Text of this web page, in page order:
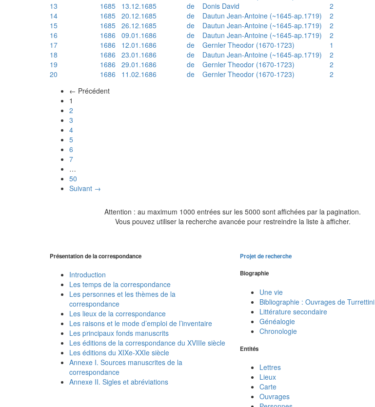
13
1685 13.12.1685 de Donis David
2
14
1685 20.12.1685 de Dautun Jean-Antoine (~1645-ap.1719)
2
15
1685 26.12.1685 de Dautun Jean-Antoine (~1645-ap.1719)
2
16
1686 09.01.1686 de Dautun Jean-Antoine (~1645-ap.1719)
2
17
1686 12.01.1686 de Gernler Theodor (1670-1723)
1
18
1686 23.01.1686 de Dautun Jean-Antoine (~1645-ap.1719)
2
19
1686 29.01.1686 de Gernler Theodor (1670-1723)
2
20
1686 11.02.1686 de Gernler Theodor (1670-1723)
2
← Précédent
1
2
3
4
5
6
7
…
50
Suivant →
Attention : au maximum 1000 entrées sur les 5000 sont affichées par la pagination.
Vous pouvez utiliser la recherche avancée pour restreindre la liste à afficher.
Présentation de la correspondance
Introduction
Les temps de la correspondance
Les personnes et les thèmes de la
correspondance
Les lieux de la correspondance
Les raisons et le mode d’emploi de l’inventaire
Les principaux fonds manuscrits
Les éditions de la correspondance du XVIIIe siècle
Les éditions du XIXe-XXIe siècle
Annexe I. Sources manuscrites de la
correspondance
Annexe II. Sigles et abréviations
Projet de recherche
Biographie
Une vie
Bibliographie : Ouvrages de Turrettini
Littérature secondaire
Généalogie
Chronologie
Entités
Lettres
Lieux
Carte
Ouvrages